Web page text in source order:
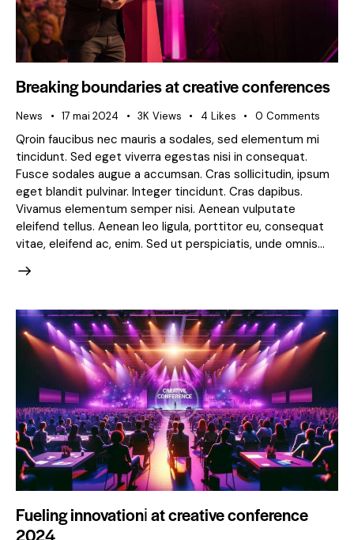
Breaking boundaries at creative conferences
News 17 mai 2024 3K Views 4 Likes 0 Comments
Qroin faucibus nec mauris a sodales, sed elementum mi
tincidunt. Sed eget viverra egestas nisi in consequat.
Fusce sodales augue a accumsan. Cras sollicitudin, ipsum
eget blandit pulvinar. Integer tincidunt. Cras dapibus.
Vivamus elementum semper nisi. Aenean vulputate
eleifend tellus. Aenean leo ligula, porttitor eu, consequat
vitae, eleifend ac, enim. Sed ut perspiciatis, unde omnis…
Fueling innovationі at creative conference
2024